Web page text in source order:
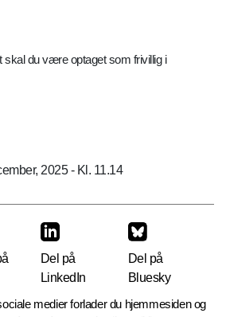
skal du være optaget som frivillig i
2025 - Kl. 11.14
Del på
LinkedIn
Del på
Bluesky
medier forlader du hjemmesiden og